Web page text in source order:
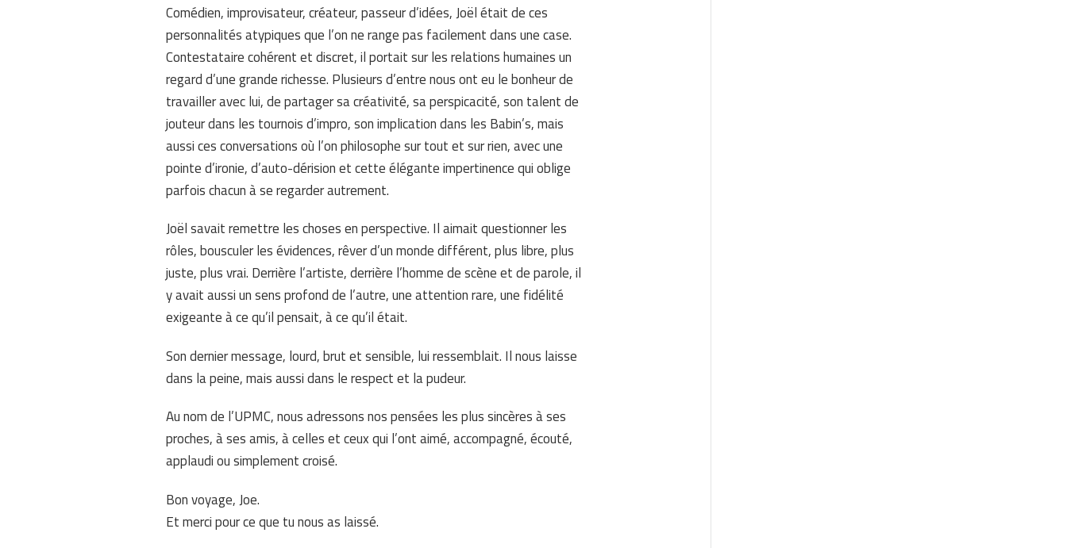
Comédien, improvisateur, créateur, passeur d’idées, Joël était de ces
personnalités atypiques que l’on ne range pas facilement dans une case.
Contestataire cohérent et discret, il portait sur les relations humaines un
regard d’une grande richesse. Plusieurs d’entre nous ont eu le bonheur de
travailler avec lui, de partager sa créativité, sa perspicacité, son talent de
jouteur dans les tournois d’impro, son implication dans les Babin’s, mais
aussi ces conversations où l’on philosophe sur tout et sur rien, avec une
pointe d’ironie, d’auto-dérision et cette élégante impertinence qui oblige
parfois chacun à se regarder autrement.
Joël savait remettre les choses en perspective. Il aimait questionner les
rôles, bousculer les évidences, rêver d’un monde différent, plus libre, plus
juste, plus vrai. Derrière l’artiste, derrière l’homme de scène et de parole, il
y avait aussi un sens profond de l’autre, une attention rare, une fidélité
exigeante à ce qu’il pensait, à ce qu’il était.
Son dernier message, lourd, brut et sensible, lui ressemblait. Il nous laisse
dans la peine, mais aussi dans le respect et la pudeur.
Au nom de l’UPMC, nous adressons nos pensées les plus sincères à ses
proches, à ses amis, à celles et ceux qui l’ont aimé, accompagné, écouté,
applaudi ou simplement croisé.
Bon voyage, Joe.
Et merci pour ce que tu nous as laissé.